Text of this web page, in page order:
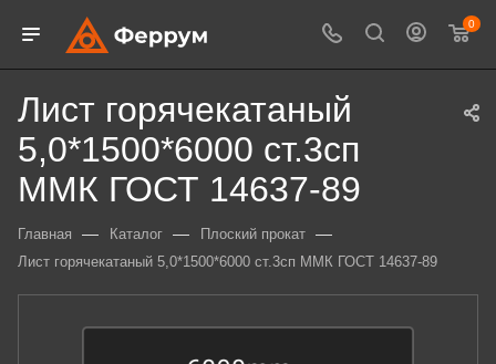
0
Лист горячекатаный
5,0*1500*6000 ст.3сп
ММК ГОСТ 14637-89
Главная — Каталог — Плоский прокат —
Лист горячекатаный 5,0*1500*6000 ст.3сп ММК ГОСТ 14637-89